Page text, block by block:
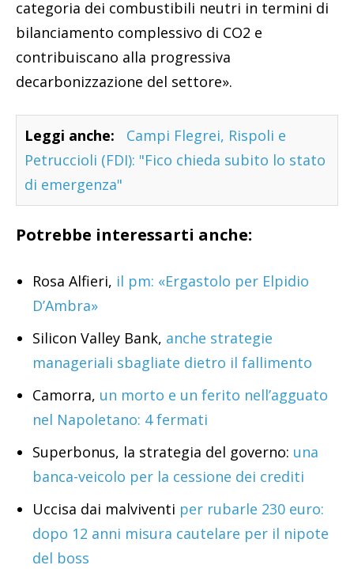
categoria dei combustibili neutri in termini di
bilanciamento complessivo di CO2 e
contribuiscano alla progressiva
decarbonizzazione del settore».
Leggi anche:
Campi Flegrei, Rispoli e
Petruccioli (FDI): "Fico chieda subito lo stato
di emergenza"
Potrebbe interessarti anche:
Rosa Alfieri, il pm: «Ergastolo per Elpidio
D’Ambra»
Silicon Valley Bank, anche strategie
manageriali sbagliate dietro il fallimento
Camorra, un morto e un ferito nell’agguato
nel Napoletano: 4 fermati
Superbonus, la strategia del governo: una
banca-veicolo per la cessione dei crediti
Uccisa dai malviventi per rubarle 230 euro:
dopo 12 anni misura cautelare per il nipote
del boss